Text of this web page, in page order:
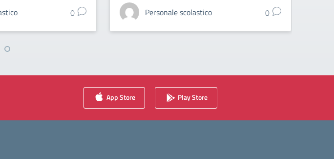
0 Personale scolastico 0
App Store Play Store